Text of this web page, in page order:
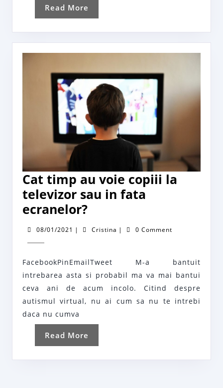
Read More
More
Cat timp au voie copiii la
televizor sau in fata
ecranelor?Cat
timp
copiii
la
televizor
in
fata
ecranelor?
08/01/2021 08/01/2021
| Cristina Cristina
| 0 Comment
FacebookPinEmailTweet M-a bantuit
intrebarea asta si probabil ma va mai bantui
ceva ani de acum incolo. Citind despre
autismul virtual, nu ai cum sa nu te intrebi
daca nu cumva
Read More
More